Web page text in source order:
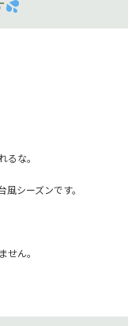
な。
シーズンです。
ん。